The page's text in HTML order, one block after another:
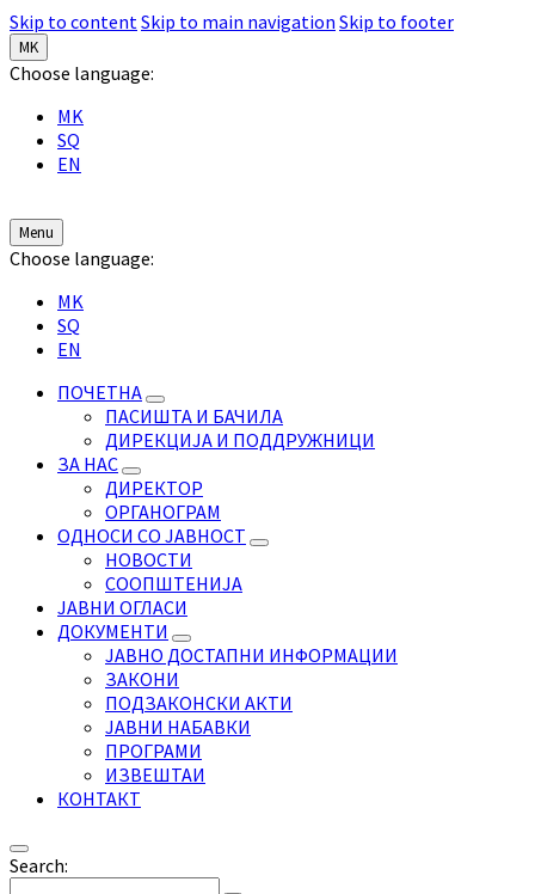
Skip to contentSkip to main navigation Skip to footer
MK
Choose language:
MK
SQ
EN
Menu
Choose language:
MK
SQ
EN
ПОЧЕТНА
ПАСИШТА И БАЧИЛА
ДИРЕКЦИЈА И ПОДДРУЖНИЦИ
ЗА НАС
ДИРЕКТОР
ОРГАНОГРАМ
ОДНОСИ СО ЈАВНОСТ
НОВОСТИ
СООПШТЕНИЈА
ЈАВНИ ОГЛАСИ
ДОКУМЕНТИ
ЈАВНО ДОСТАПНИ ИНФОРМАЦИИ
ЗАКОНИ
ПОДЗАКОНСКИ АКТИ
ЈАВНИ НАБАВКИ
ПРОГРАМИ
ИЗВЕШТАИ
КОНТАКТ
Search: